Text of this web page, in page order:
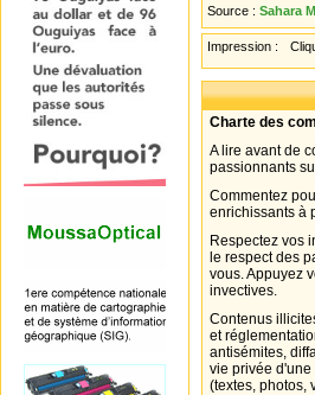
Source : Sahara
Impression :
Charte des
A lire avant de
passionnants
Commentez
enrichissants à
Respectez vos
le respect des
vous. Appuyez
invectives.
Contenus
et
antisémites,
vie privée
(textes, photos,